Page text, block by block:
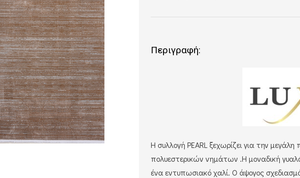
Περιγραφή:
Η συλλογή PEARL ξεχωρίζει για την
πολυεστερικών νημάτων .Η μοναδική
ένα εντυπωσιακό χαλί. Ο άψογος